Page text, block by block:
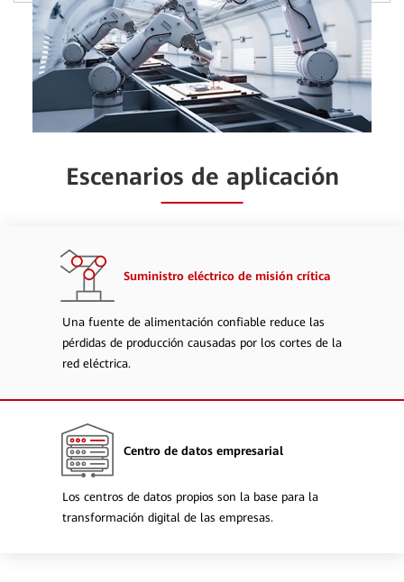
Escenarios de aplicación
Suministro eléctrico de misión crítica
Una fuente de alimentación confiable reduce las
pérdidas de producción causadas por los cortes de la
red eléctrica.
Centro de datos empresarial
Los centros de datos propios son la base para la
transformación digital de las empresas.